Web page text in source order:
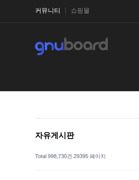
커뮤니티 쇼핑몰
자유게시판
Total 998,730건 29395 페이지